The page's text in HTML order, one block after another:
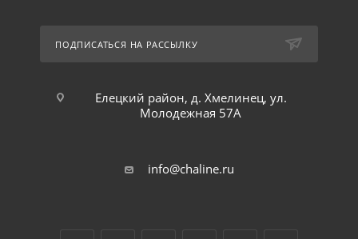
ПОДПИСАТЬСЯ НА РАССЫЛКУ
Елецкий район, д. Хмелинец, ул.
Молодежная 57А
info@chaline.ru